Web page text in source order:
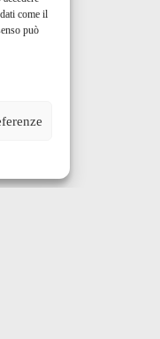
come il
può